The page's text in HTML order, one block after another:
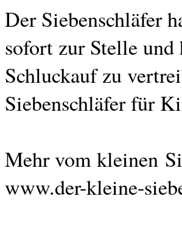
Der Siebenschläfer
sofort zur Stelle und
Schluckauf zu
Siebenschläfer für
Mehr vom kleinen
www.der-kleine-